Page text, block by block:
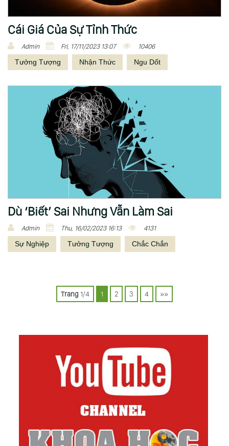
Cái Giá Của Sự Tỉnh Thức
Admin Fri, 17/11/2023 13:07 10406
Tưởng Tượng Nhận Thức Ngu Dốt
Dù ‘Biết’ Sai Nhưng Vẫn Làm Sai
Admin Thu, 16/02/2023 16:13 4131
Sự Nghiệp Tưởng Tượng Chắc Chắn
Trang 1/4 1 2 3 4 »»